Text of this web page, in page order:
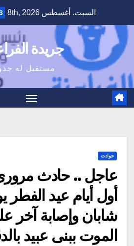
content
السبت. أغسطس 8th, 2026
جريدة
مستقبل له
حوادث
عاجل .. حادث
أول أيام عيد الفطر
شابان وإصابة آخر
الموت ببنى عبيد